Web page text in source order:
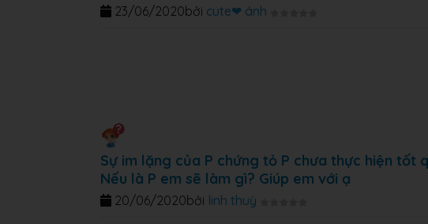
bởi cute❤ ánh
23/06/2020
Sự im lặng của P chứng tỏ P chưa thực hiện tốt
Nếu là P em sẽ làm gì? Giúp em với ạ
bởi linh thuỳ
20/06/2020